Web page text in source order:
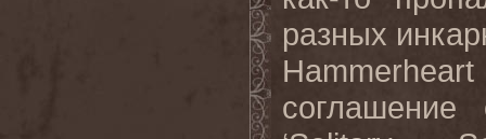
разных
Hammerheart
соглашение